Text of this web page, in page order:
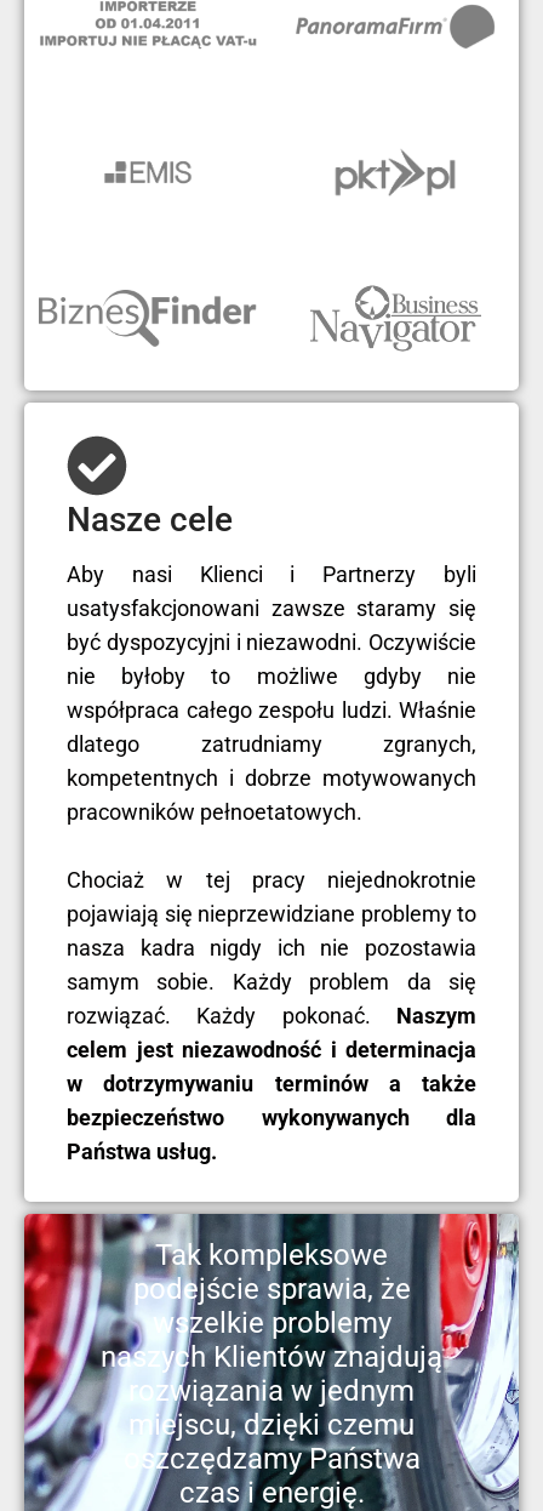
Nasze cele
Aby nasi Klienci i Partnerzy byli
usatysfakcjonowani zawsze staramy się
być dyspozycyjni i niezawodni. Oczywiście
nie byłoby to możliwe gdyby nie
współpraca całego zespołu ludzi. Właśnie
dlatego zatrudniamy zgranych,
kompetentnych i dobrze motywowanych
pracowników pełnoetatowych.
Chociaż w tej pracy niejednokrotnie
pojawiają się nieprzewidziane problemy to
nasza kadra nigdy ich nie pozostawia
samym sobie. Każdy problem da się
rozwiązać. Każdy pokonać. Naszym
celem jest niezawodność i determinacja
w dotrzymywaniu terminów a także
bezpieczeństwo wykonywanych dla
Państwa usług.
Tak kompleksowe
podejście sprawia, że
wszelkie problemy
naszych Klientów znajdują
rozwiązania w jednym
miejscu, dzięki czemu
oszczędzamy Państwa
czas i energię.